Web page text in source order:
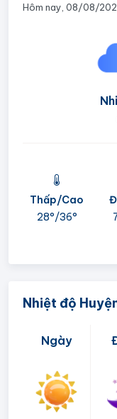
Hôm nay, 08/08/
Thấp/Cao
28°/36°
Nhiệt độ
Ngày